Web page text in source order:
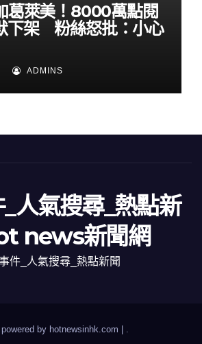
葛萊美！8000萬點閱
下架 粉絲怒批：小心
ADMINS
人氣搜尋_熱點新
news新聞網
件_人氣搜尋_熱點新聞
by hotnewsinhk.com |